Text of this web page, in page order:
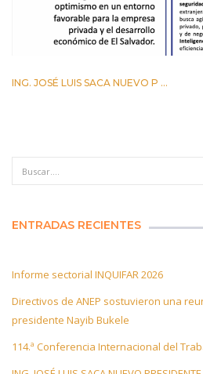
ING. JOSÉ LUIS SACA NUEVO P ...
ENTRADAS RECIENTES
Informe sectorial INQUIFAR 2026
Directivos de ANEP sostuvieron una
presidente Nayib Bukele
114.ª Conferencia Internacional del